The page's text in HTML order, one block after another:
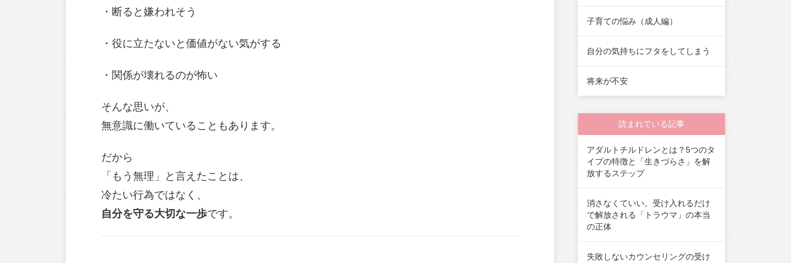
・断ると嫌われそう
・役に立たないと価値がない気がする
・関係が壊れるのが怖い
そんな思いが、
無意識に働いていることもあります。
だから
「もう無理」と言えたことは、
冷たい行為ではなく、
自分を守る大切な一歩です。
子育ての悩み（成人編）
自分の気持ちにフタをしてしまう
将来が不安
読まれている記事
アダルトチルドレンとは？5つのタ
イプの特徴と「生きづらさ」を解
放するステップ
消さなくていい。受け入れるだけ
で解放される「トラウマ」の本当
の正体
失敗しないカウンセリングの受け